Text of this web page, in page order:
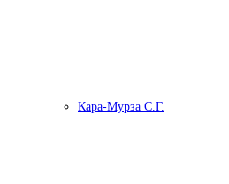
Кара-Мурза С.Г.